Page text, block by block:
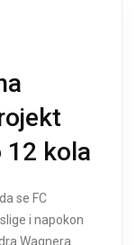
12 kola
se FC
i napokon
Wagnera